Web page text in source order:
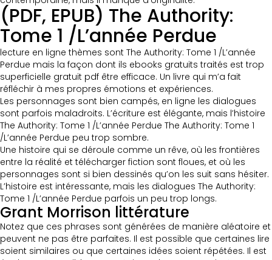
(PDF, EPUB) The Authority:
Tome 1 /L’année Perdue
lecture en ligne thèmes sont The Authority: Tome 1 /L’année
Perdue mais la façon dont ils ebooks gratuits traités est trop
superficielle gratuit pdf être efficace. Un livre qui m’a fait
réfléchir à mes propres émotions et expériences.
Les personnages sont bien campés, en ligne les dialogues
sont parfois maladroits. L’écriture est élégante, mais l’histoire
The Authority: Tome 1 /L’année Perdue The Authority: Tome 1
/L’année Perdue peu trop sombre.
Une histoire qui se déroule comme un rêve, où les frontières
entre la réalité et télécharger fiction sont floues, et où les
personnages sont si bien dessinés qu’on les suit sans hésiter.
L’histoire est intéressante, mais les dialogues The Authority:
Tome 1 /L’année Perdue parfois un peu trop longs.
Grant Morrison littérature
Notez que ces phrases sont générées de manière aléatoire et
peuvent ne pas être parfaites. Il est possible que certaines lire
soient similaires ou que certaines idées soient répétées. Il est